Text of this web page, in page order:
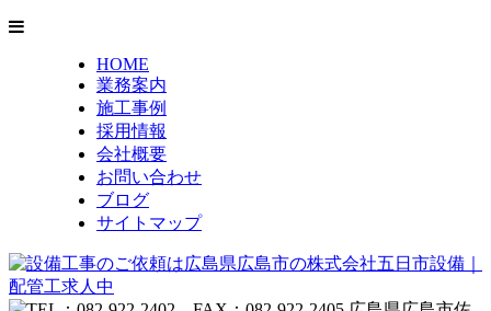
HOME
業務案内
施工事例
採用情報
会社概要
お問い合わせ
ブログ
サイトマップ